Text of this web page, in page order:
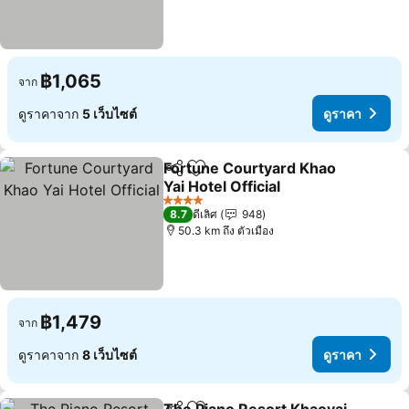
จาก ฿1,065
ดูราคาจาก 5 เว็บไซต์ ดูราคา
แชร์ เพิ่มในรายการโปรด
Fortune Courtyard Khao
Yai Hotel Official
ดูราคา
4 ดาว
8.7 ดีเลิศ
948
50.3 km ถึง ตัวเมือง
จาก ฿1,479
ดูราคาจาก 8 เว็บไซต์ ดูราคา